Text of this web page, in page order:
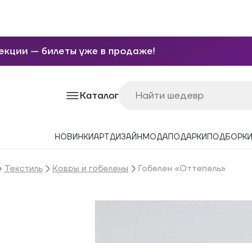
— билеты уже в продаже!
Каталог
НОВИНКИАРТДИЗАЙН МОДАПОДАРКИ ПОДБОРКИ
Текстиль Ковры и гобелены Гобелен «Оттепель»